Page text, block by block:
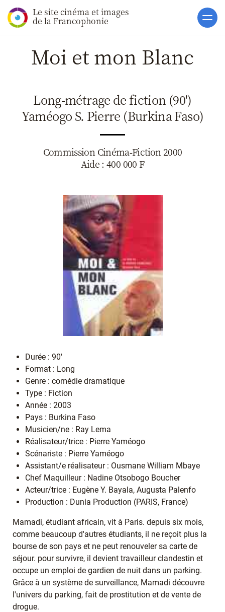
Le site cinéma et images
de la Francophonie Accueil
Actualités
Soutiens
Catalogue
Clap ACP
Boites à
Accès pro
Moi et mon Blanc
Long-métrage de fiction (90')
Yaméogo S. Pierre (Burkina Faso)
Commission Cinéma-Fiction 2000
Aide : 400 000 F
Durée : 90'
Format : Long
Genre : comédie dramatique
Type : Fiction
Année : 2003
Pays : Burkina Faso
Musicien/ne : Ray Lema
Réalisateur/trice : Pierre Yaméogo
Scénariste : Pierre Yaméogo
Assistant/e réalisateur : Ousmane William Mbaye
Chef Maquilleur : Nadine Otsobogo Boucher
Acteur/trice : Eugène Y. Bayala, Augusta Palenfo
Production : Dunia Production (PARIS, France)
Mamadi, étudiant africain, vit à Paris. depuis six mois,
comme beaucoup d'autres étudiants, il ne reçoit plus la
bourse de son pays et ne peut renouveler sa carte de
séjour. pour survivre, il devient travailleur clandestin et
occupe un emploi de gardien de nuit dans un parking.
Grâce à un système de surveillance, Mamadi découvre
l'univers du parking, fait de prostitution et de vente de
drogue.